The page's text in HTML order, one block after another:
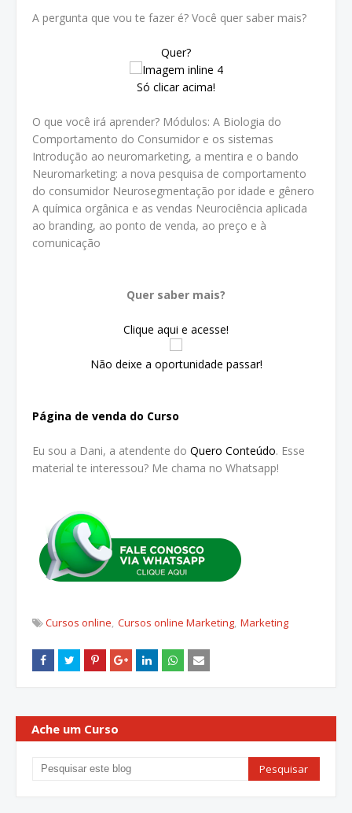
A pergunta que vou te fazer é? Você quer saber mais?
Quer?
Só clicar acima!
O que você irá aprender? Módulos: A Biologia do
Comportamento do Consumidor e os sistemas
Introdução ao neuromarketing, a mentira e o bando
Neuromarketing: a nova pesquisa de comportamento
do consumidor Neurosegmentação por idade e gênero
A química orgânica e as vendas Neurociência aplicada
ao branding, ao ponto de venda, ao preço e à
comunicação
Quer saber mais?
Clique aqui e acesse!
Não deixe a oportunidade passar!
Página de venda do Curso
Eu sou a Dani, a atendente do Quero Conteúdo. Esse
material te interessou? Me chama no Whatsapp!
Cursos online Cursos online Marketing Marketing
Ache um Curso